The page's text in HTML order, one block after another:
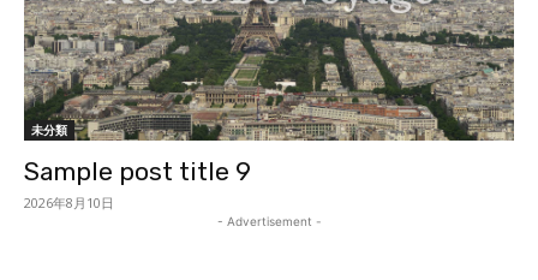
未分類
Sample post title 9
2026年8月10日
- Advertisement -